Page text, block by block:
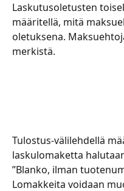
Laskutusoletusten
määritellä, mitä
oletuksena.
merkistä.
Tulostus-välilehdellä
laskulomaketta
”Blanko, ilman
Lomakkeita voidaan